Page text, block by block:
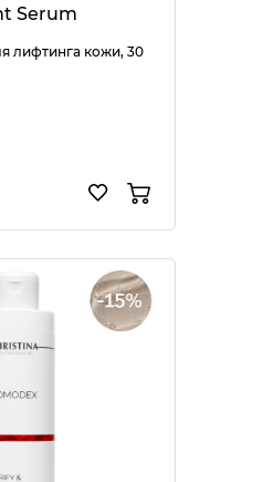
Serum
лифтинга кожи, 30